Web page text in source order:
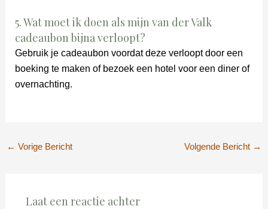
5. Wat moet ik doen als mijn van der Valk
cadeaubon bijna verloopt?
Gebruik je cadeaubon voordat deze verloopt door een
boeking te maken of bezoek een hotel voor een diner of
overnachting.
← Vorige Bericht Volgende Bericht →
Laat een reactie achter